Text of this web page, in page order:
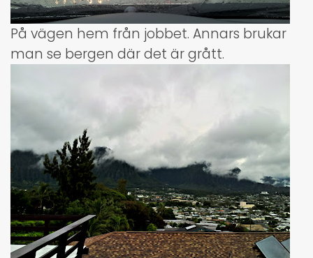
På vägen hem från jobbet. Annars brukar
man se bergen där det är grått.